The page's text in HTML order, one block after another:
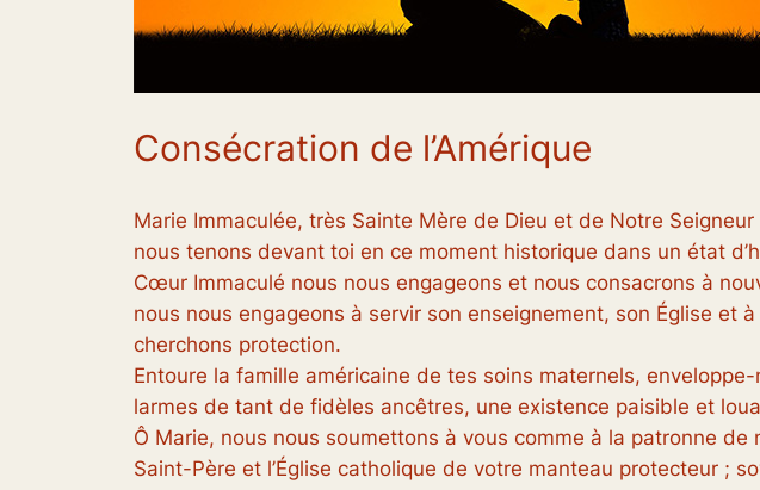
Consécration de l’Amérique
Marie Immaculée, très Sainte Mère de Dieu et de Notre
nous tenons devant toi en ce moment historique dans un état
Cœur Immaculé nous nous engageons et nous consacrons à
nous nous engageons à servir son enseignement, son Église et
cherchons protection.
Entoure la famille américaine de tes soins maternels,
larmes de tant de fidèles ancêtres, une existence paisible et
Ô Marie, nous nous soumettons à vous comme à la patronne
Saint-Père et l’Église catholique de votre manteau protecteur ;